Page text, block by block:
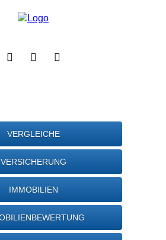
VERGLEICHE
VERSICHERUNG
IMMOBILIEN